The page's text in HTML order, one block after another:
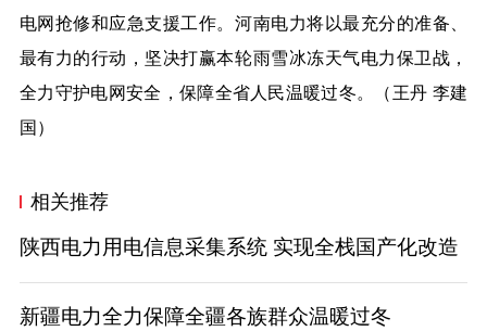
电网抢修和应急支援工作。河南电力将以最充分的准备、
最有力的行动，坚决打赢本轮雨雪冰冻天气电力保卫战，
全力守护电网安全，保障全省人民温暖过冬。（王丹 李建
国）
相关推荐
陕西电力用电信息采集系统 实现全栈国产化改造
新疆电力全力保障全疆各族群众温暖过冬